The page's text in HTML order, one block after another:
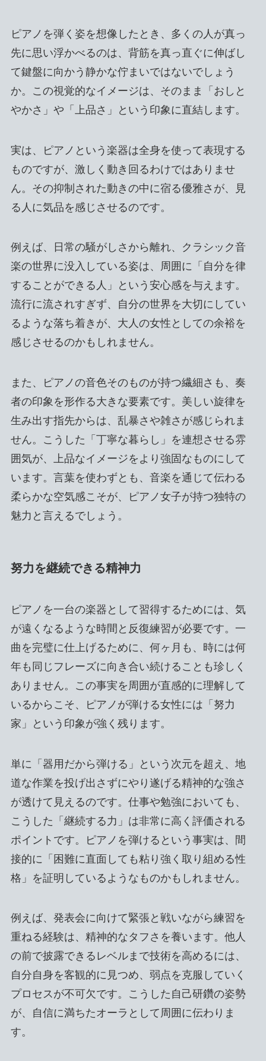
ピアノを弾く姿を想像したとき、多くの人が真っ
先に思い浮かべるのは、背筋を真っ直ぐに伸ばし
て鍵盤に向かう静かな佇まいではないでしょう
か。この視覚的なイメージは、そのまま「おしと
やかさ」や「上品さ」という印象に直結します。
実は、ピアノという楽器は全身を使って表現する
ものですが、激しく動き回るわけではありませ
ん。その抑制された動きの中に宿る優雅さが、見
る人に気品を感じさせるのです。
例えば、日常の騒がしさから離れ、クラシック音
楽の世界に没入している姿は、周囲に「自分を律
することができる人」という安心感を与えます。
流行に流されすぎず、自分の世界を大切にしてい
るような落ち着きが、大人の女性としての余裕を
感じさせるのかもしれません。
また、ピアノの音色そのものが持つ繊細さも、奏
者の印象を形作る大きな要素です。美しい旋律を
生み出す指先からは、乱暴さや雑さが感じられま
せん。こうした「丁寧な暮らし」を連想させる雰
囲気が、上品なイメージをより強固なものにして
います。言葉を使わずとも、音楽を通じて伝わる
柔らかな空気感こそが、ピアノ女子が持つ独特の
魅力と言えるでしょう。
努力を継続できる精神力
ピアノを一台の楽器として習得するためには、気
が遠くなるような時間と反復練習が必要です。一
曲を完璧に仕上げるために、何ヶ月も、時には何
年も同じフレーズに向き合い続けることも珍しく
ありません。この事実を周囲が直感的に理解して
いるからこそ、ピアノが弾ける女性には「努力
家」という印象が強く残ります。
単に「器用だから弾ける」という次元を超え、地
道な作業を投げ出さずにやり遂げる精神的な強さ
が透けて見えるのです。仕事や勉強においても、
こうした「継続する力」は非常に高く評価される
ポイントです。ピアノを弾けるという事実は、間
接的に「困難に直面しても粘り強く取り組める性
格」を証明しているようなものかもしれません。
例えば、発表会に向けて緊張と戦いながら練習を
重ねる経験は、精神的なタフさを養います。他人
の前で披露できるレベルまで技術を高めるには、
自分自身を客観的に見つめ、弱点を克服していく
プロセスが不可欠です。こうした自己研鑽の姿勢
が、自信に満ちたオーラとして周囲に伝わりま
す。